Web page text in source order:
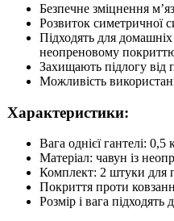
Безпечне зміцнення
Розвиток симетричної
Підходять для
неопреновому
Захищають підлогу
Можливість
Характеристики:
Вага однієї гантелі: 0,5
Матеріал: чавун із
Комплект: 2 штуки для
Покриття проти
Розмір і вага підходять